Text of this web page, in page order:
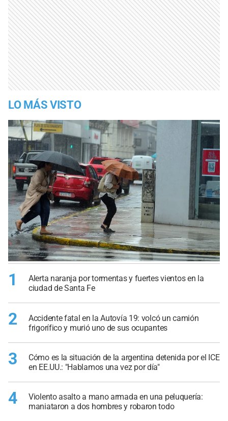
LO MÁS VISTO
1
Alerta naranja por tormentas y fuertes vientos en la
ciudad de Santa Fe
2
Accidente fatal en la Autovía 19: volcó un camión
frigorífico y murió uno de sus ocupantes
3
Cómo es la situación de la argentina detenida por el ICE
en EE.UU.: "Hablamos una vez por día"
4
Violento asalto a mano armada en una peluquería:
maniataron a dos hombres y robaron todo